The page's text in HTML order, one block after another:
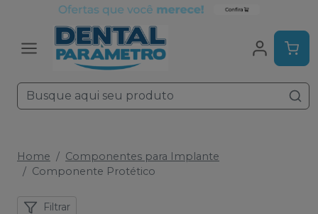
Home
Componentes para Implante
Componente Protético
Filtrar